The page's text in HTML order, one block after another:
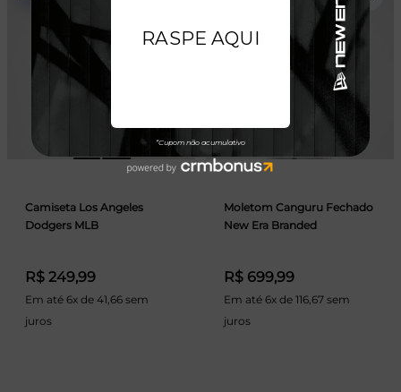
Camiseta Los Angeles
Dodgers MLB
R$ 249,99
Em até 6x de 41,66 sem
juros
Moletom Canguru Fechado
New Era Branded
R$ 699,99
Em até 6x de 116,67 sem
juros